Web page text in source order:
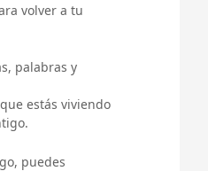
volver a tu
palabras y
estás viviendo
puedes